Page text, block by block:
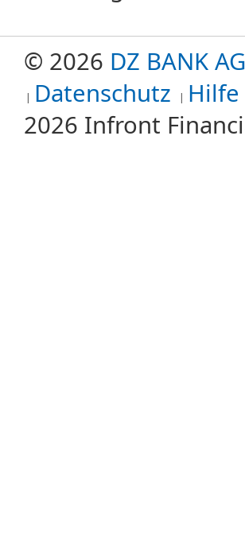
© 2026 DZ BANK AG
Datenschutz Hilfe
2026 Infront